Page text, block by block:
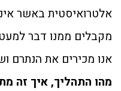
אלטרואיסטית באשר
מקבלים ממנו דבר
אנו מכירים את הנתרם
מהו התהליך, איך זה